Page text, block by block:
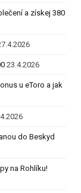
a získej 380
23.4.2026
u eToro a jak
do Beskyd
na Rohlíku!